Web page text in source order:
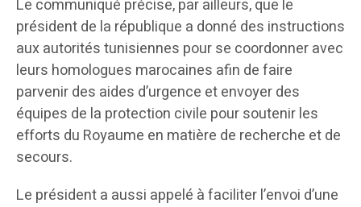
Le communiqué précise, par ailleurs, que le
président de la république a donné des instructions
aux autorités tunisiennes pour se coordonner avec
leurs homologues marocaines afin de faire
parvenir des aides d’urgence et envoyer des
équipes de la protection civile pour soutenir les
efforts du Royaume en matière de recherche et de
secours.
Le président a aussi appelé à faciliter l’envoi d’une